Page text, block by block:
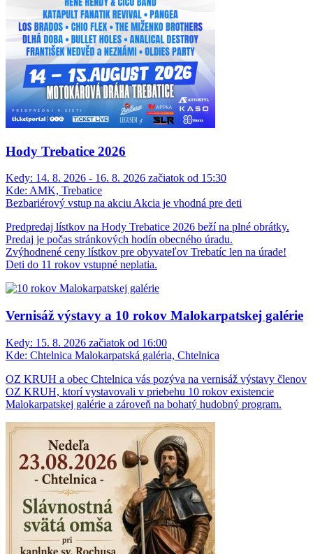
Hody Trebatice 2026
Kedy: 14. 8. 2026 - 16. 8. 2026 začiatok od 15:30
Kde: AMK, Trebatice
Bezbariérový vstup na akciuAkcia je vhodná pre deti
Predpredaj lístkov na Hody Trebatice 2026 beží na plné obrátky.
Predaj je počas stránkových hodín obecného úradu.
Zvýhodnené ceny lístkov pre obyvateľov Trebatíc len na úrade!
Deti do 11 rokov vstupné neplatia.
Vernisáž výstavy a 10 rokov Malokarpatskej galérie
Kedy: 15. 8. 2026 začiatok od 16:00
Kde: Chtelnica Malokarpatská galéria, Chtelnica
OZ KRUH a obec Chtelnica vás pozýva na vernisáž výstavy členov
OZ KRUH, ktorí vystavovali v priebehu 10 rokov existencie
Malokarpatskej galérie a zároveň na bohatý hudobný program.